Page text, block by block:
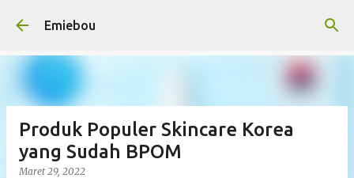
Emiebou
Produk Populer Skincare Korea
yang Sudah BPOM
Maret 29, 2022